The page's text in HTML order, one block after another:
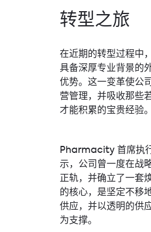
转型之旅
在近期的转型过程
具备深厚专业背景的
优势。这一变革使公
营管理，并吸收那些
才能积累的宝贵经验。
Pharmacity 首席执
示，公司曾一度在战
正轨，并确立了一套
的核心，是坚定不移
供应，并以透明的供
为支撑。